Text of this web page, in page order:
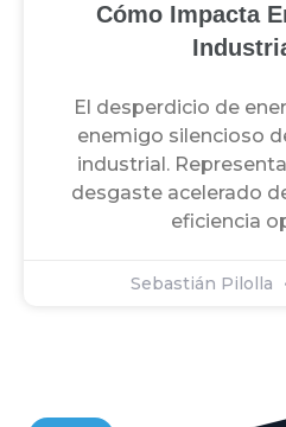
Cómo Impacta
El desperdicio de
enemigo silencioso
industrial.
desgaste acelerado
eficiencia
Sebastián Pilolla